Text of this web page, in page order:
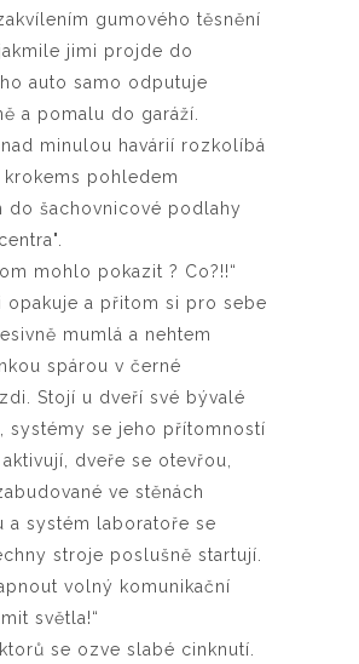
gumového těsnění
jimi projde do
auto samo odputuje
a pomalu do garáží.
minulou havárií rozkolíbá
pohledem
do šachovnicové podlahy
mohlo pokazit ? Co?!!“
opakuje a přitom si pro sebe
mumlá a nehtem
spárou v černé
Stojí u dveří své bývalé
systémy se jeho přítomností
dveře se otevřou,
ve stěnách
a systém laboratoře se
stroje poslušně startují.
volný komunikační
světla!“
se ozve slabé cinknutí.